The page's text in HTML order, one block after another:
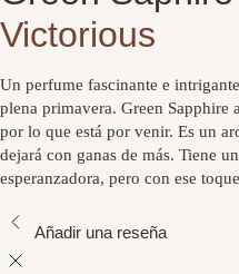
Victorious
Un perfume fascinante e
plena primavera. Green Sapphire
por lo que está por venir. Es un
dejará con ganas de más. Tiene
esperanzadora, pero con ese
Añadir una reseña